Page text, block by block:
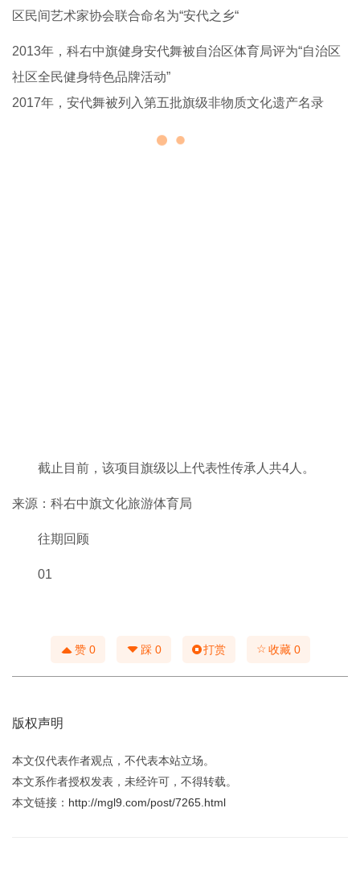
区民间艺术家协会联合命名为“安代之乡“
2013年，科右中旗健身安代舞被自治区体育局评为“自治区
社区全民健身特色品牌活动”
2017年，安代舞被列入第五批旗级非物质文化遗产名录
截止目前，该项目旗级以上代表性传承人共4人。
来源：科右中旗文化旅游体育局
往期回顾
01
赞 0 踩 0 打赏 ☆收藏 0
版权声明
本文仅代表作者观点，不代表本站立场。
本文系作者授权发表，未经许可，不得转载。
本文链接： http://mgl9.com/post/7265.html